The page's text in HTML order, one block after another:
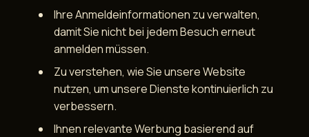
Ihre Anmeldeinformationen zu verwalten,
damit Sie nicht bei jedem Besuch erneut
anmelden müssen.
Zu verstehen, wie Sie unsere Website
nutzen, um unsere Dienste kontinuierlich zu
verbessern.
Ihnen relevante Werbung basierend auf